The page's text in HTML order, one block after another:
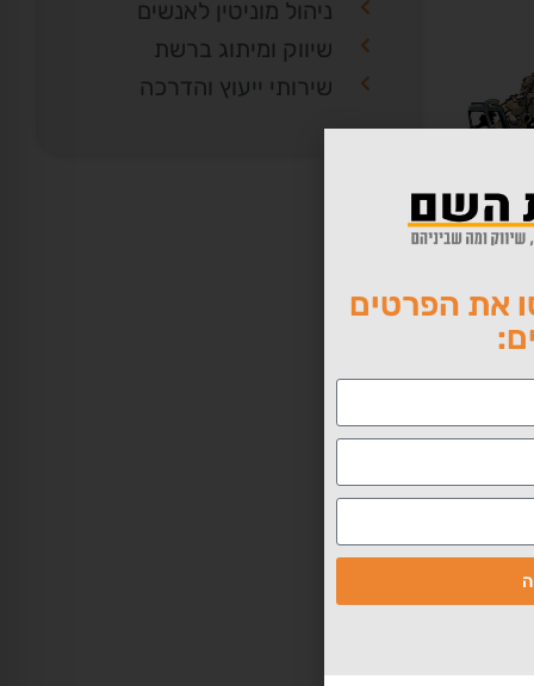
ניהול מוניטין לאנשים
שיווק ומיתוג ברשת
שירותי ייעוץ והדרכה
את הפרטים